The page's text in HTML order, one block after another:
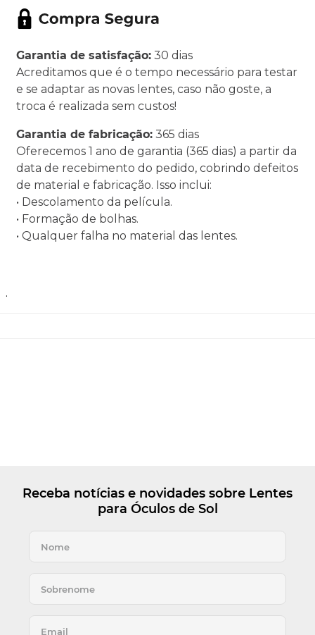
Garantia de satisfação: 30 dias
Acreditamos que é o tempo necessário para testar
e se adaptar as novas lentes, caso não goste, a
troca é realizada sem custos!
Garantia de fabricação: 365 dias
Oferecemos 1 ano de garantia (365 dias) a partir da
data de recebimento do pedido, cobrindo defeitos
de material e fabricação. Isso inclui:
• Descolamento da película.
• Formação de bolhas.
• Qualquer falha no material das lentes.
.
Receba notícias e novidades sobre Lentes
para Óculos de Sol